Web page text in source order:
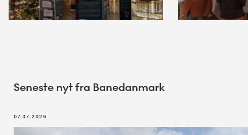
Seneste nyt fra Banedanmark
07.07.2026